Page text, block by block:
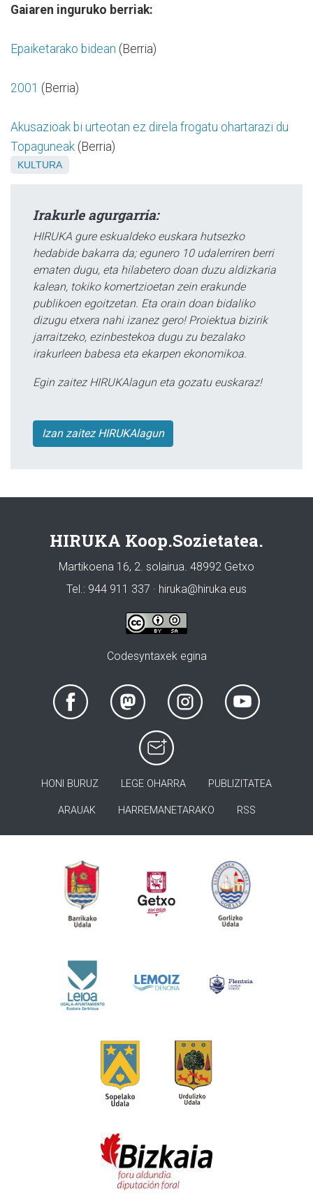
Gaiaren inguruko berriak:
Epaiketarako bidean (Berria)
2001 (Berria)
Akusazioak bi urteotan ez direla frogatu ohartarazi du
Topaguneak (Berria)
KULTURA
Irakurle agurgarria:
HIRUKA gure eskualdeko euskara hutsezko
hedabide bakarra da; egunero 10 udalerriren berri
ematen dugu, eta hilabetero doan duzu aldizkaria
kalean, tokiko komertzioetan zein erakunde
publikoen egoitzetan. Eta orain doan bidaliko
dizugu etxera nahi izanez gero! Proiektua bizirik
jarraitzeko, ezinbestekoa dugu zu bezalako
irakurleen babesa eta ekarpen ekonomikoa.
Egin zaitez HIRUKAlagun eta gozatu euskaraz!
Izan zaitez HIRUKAlagun
HIRUKA Koop.Sozietatea.
Martikoena 16, 2. solairua. 48992 Getxo
Tel.: 944 911 337 · hiruka@hiruka.eus
Codesyntaxek egina
HONI BURUZ LEGE OHARRA PUBLIZITATEA
ARAUAK HARREMANETARAKO RSS